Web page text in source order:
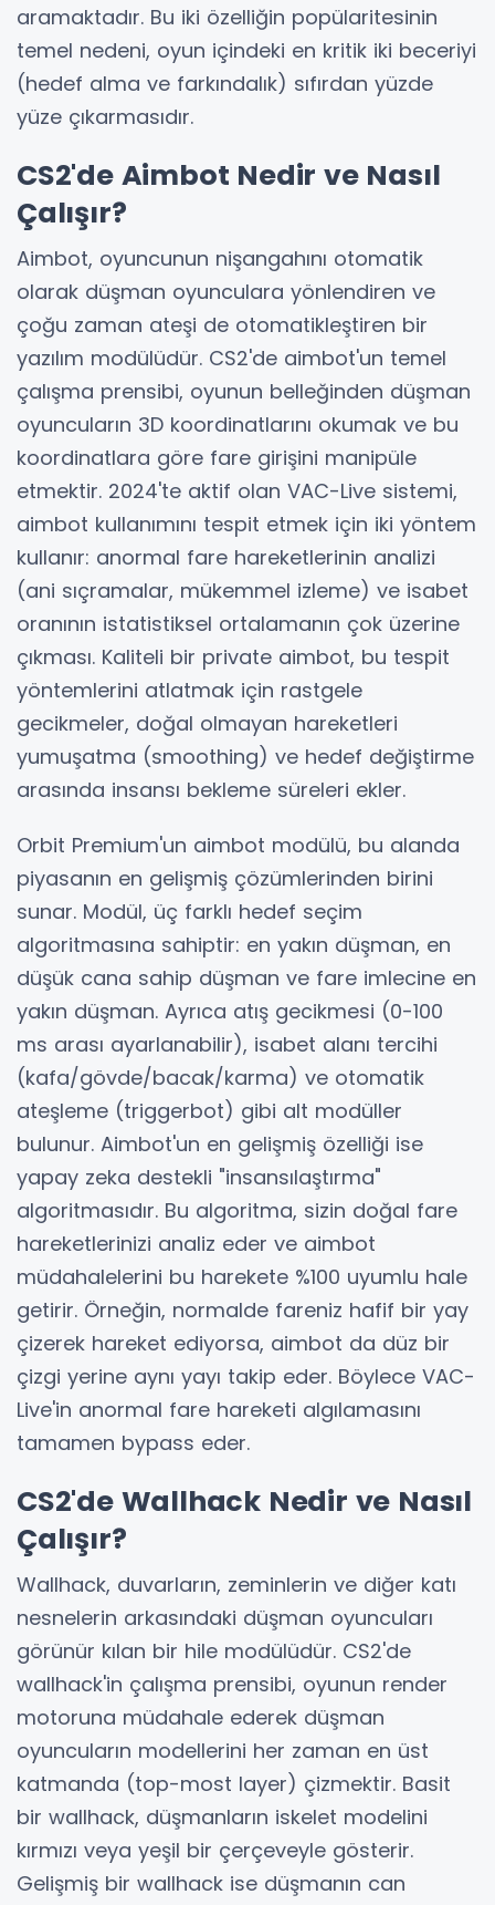
aramaktadır. Bu iki özelliğin popülaritesinin
temel nedeni, oyun içindeki en kritik iki beceriyi
(hedef alma ve farkındalık) sıfırdan yüzde
yüze çıkarmasıdır.
CS2'de Aimbot Nedir ve Nasıl
Çalışır?
Aimbot, oyuncunun nişangahını otomatik
olarak düşman oyunculara yönlendiren ve
çoğu zaman ateşi de otomatikleştiren bir
yazılım modülüdür. CS2'de aimbot'un temel
çalışma prensibi, oyunun belleğinden düşman
oyuncuların 3D koordinatlarını okumak ve bu
koordinatlara göre fare girişini manipüle
etmektir. 2024'te aktif olan VAC-Live sistemi,
aimbot kullanımını tespit etmek için iki yöntem
kullanır: anormal fare hareketlerinin analizi
(ani sıçramalar, mükemmel izleme) ve isabet
oranının istatistiksel ortalamanın çok üzerine
çıkması. Kaliteli bir private aimbot, bu tespit
yöntemlerini atlatmak için rastgele
gecikmeler, doğal olmayan hareketleri
yumuşatma (smoothing) ve hedef değiştirme
arasında insansı bekleme süreleri ekler.
Orbit Premium'un aimbot modülü, bu alanda
piyasanın en gelişmiş çözümlerinden birini
sunar. Modül, üç farklı hedef seçim
algoritmasına sahiptir: en yakın düşman, en
düşük cana sahip düşman ve fare imlecine en
yakın düşman. Ayrıca atış gecikmesi (0-100
ms arası ayarlanabilir), isabet alanı tercihi
(kafa/gövde/bacak/karma) ve otomatik
ateşleme (triggerbot) gibi alt modüller
bulunur. Aimbot'un en gelişmiş özelliği ise
yapay zeka destekli "insansılaştırma"
algoritmasıdır. Bu algoritma, sizin doğal fare
hareketlerinizi analiz eder ve aimbot
müdahalelerini bu harekete %100 uyumlu hale
getirir. Örneğin, normalde fareniz hafif bir yay
çizerek hareket ediyorsa, aimbot da düz bir
çizgi yerine aynı yayı takip eder. Böylece VAC-
Live'in anormal fare hareketi algılamasını
tamamen bypass eder.
CS2'de Wallhack Nedir ve Nasıl
Çalışır?
Wallhack, duvarların, zeminlerin ve diğer katı
nesnelerin arkasındaki düşman oyuncuları
görünür kılan bir hile modülüdür. CS2'de
wallhack'in çalışma prensibi, oyunun render
motoruna müdahale ederek düşman
oyuncuların modellerini her zaman en üst
katmanda (top-most layer) çizmektir. Basit
bir wallhack, düşmanların iskelet modelini
kırmızı veya yeşil bir çerçeveyle gösterir.
Gelişmiş bir wallhack ise düşmanın can